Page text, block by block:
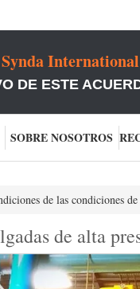
DE ESTE
SOBRE NOSOTROS
de las condiciones
de alta